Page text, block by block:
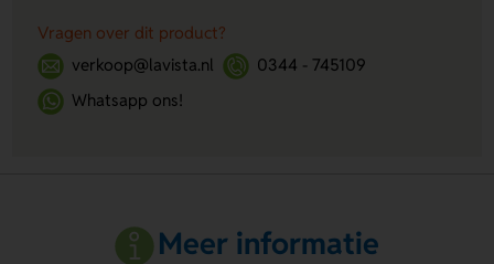
Vragen over dit product?
verkoop@lavista.nl
0344 - 745109
Whatsapp ons!
Meer informatie